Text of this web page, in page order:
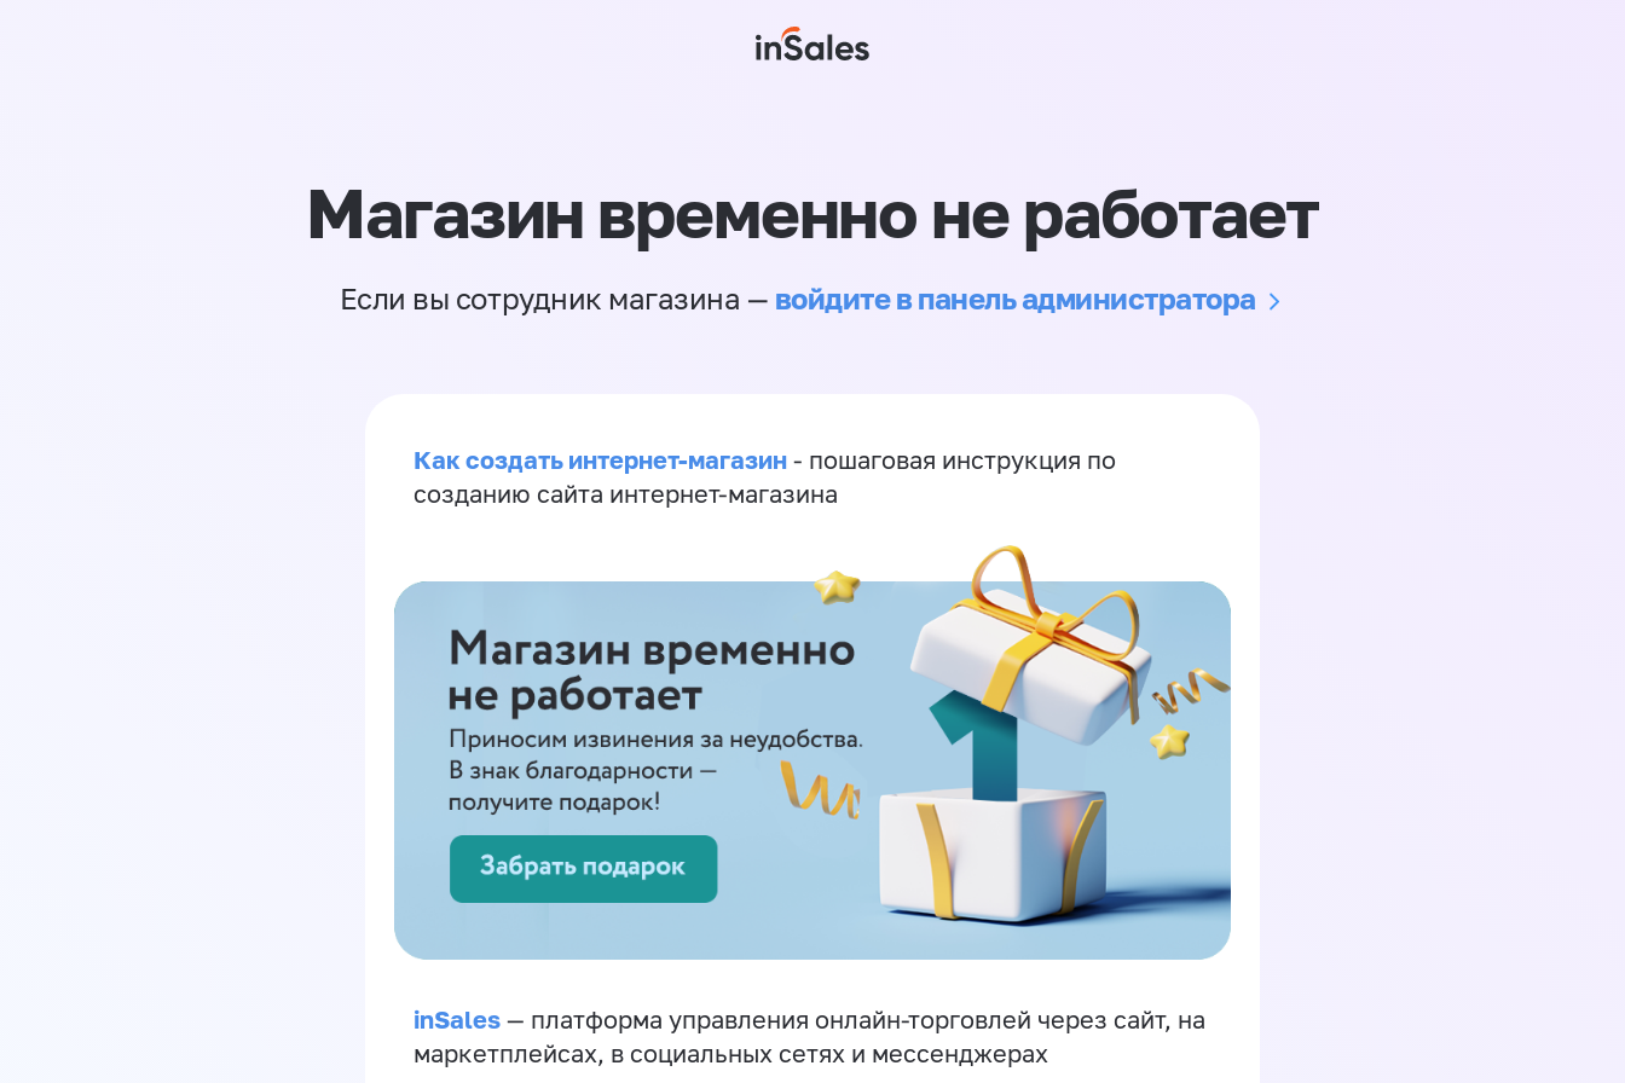
Магазин временно не работает
Если вы сотрудник магазина — войдите в панель администратора
Как создать интернет-магазин - пошаговая инструкция по
созданию сайта интернет-магазина
inSales — платформа управления онлайн-торговлей через сайт, на
маркетплейсах, в социальных сетях и мессенджерах